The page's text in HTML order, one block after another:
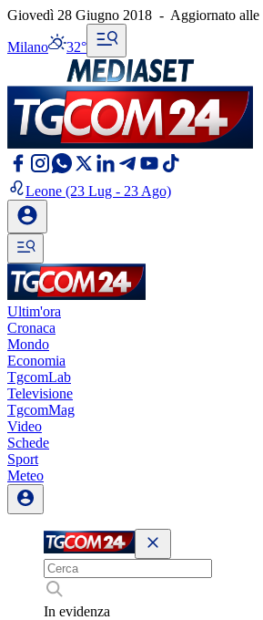
Giovedì 28 Giugno 2018 - Aggiornato alle
Milano 32°
Leone (23 Lug - 23 Ago)
Ultim'ora
Cronaca
Mondo
Economia
TgcomLab
Televisione
TgcomMag
Video
Schede
Sport
Meteo
In evidenza